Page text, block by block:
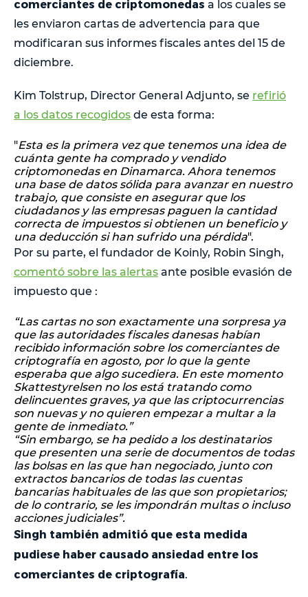
comerciantes de criptomonedas a los cuales se
les enviaron cartas de advertencia para que
modificaran sus informes fiscales antes del 15 de
diciembre.
Kim Tolstrup, Director General Adjunto, se refirió
a los datos recogidos de esta forma:
"Esta es la primera vez que tenemos una idea de
cuánta gente ha comprado y vendido
criptomonedas en Dinamarca. Ahora tenemos
una base de datos sólida para avanzar en nuestro
trabajo, que consiste en asegurar que los
ciudadanos y las empresas paguen la cantidad
correcta de impuestos si obtienen un beneficio y
una deducción si han sufrido una pérdida".
Por su parte, el fundador de Koinly, Robin Singh,
comentó sobre las alertas ante posible evasión de
impuesto que :
“Las cartas no son exactamente una sorpresa ya
que las autoridades fiscales danesas habían
recibido información sobre los comerciantes de
criptografía en agosto, por lo que la gente
esperaba que algo sucediera. En este momento
Skattestyrelsen no los está tratando como
delincuentes graves, ya que las criptocurrencias
son nuevas y no quieren empezar a multar a la
gente de inmediato.”
“Sin embargo, se ha pedido a los destinatarios
que presenten una serie de documentos de todas
las bolsas en las que han negociado, junto con
extractos bancarios de todas las cuentas
bancarias habituales de las que son propietarios;
de lo contrario, se les impondrán multas o incluso
acciones judiciales”.
Singh también admitió que esta medida
pudiese haber causado ansiedad entre los
comerciantes de criptografía.